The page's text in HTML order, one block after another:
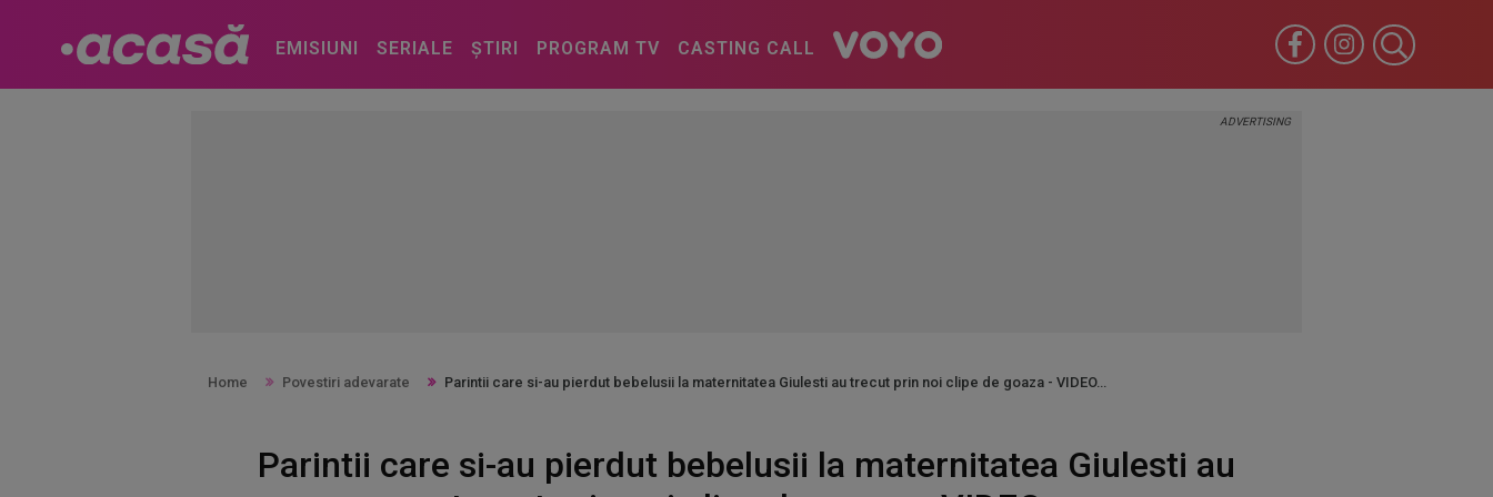
EMISIUNI SERIALE ȘTIRI PROGRAM TV CASTING CALL
Home Povestiri adevarate Parintii care si-au pierdut bebelusii la maternitatea Giulesti au trecut prin noi clipe de goaza - VIDEO
Parintii care si-au pierdut bebelusii la maternitatea Giulesti au